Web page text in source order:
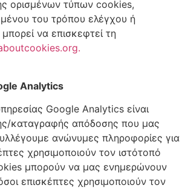
ορισμένων τύπων cookies,
του τρόπου ελέγχου ή
να επισκεφτεί τη
Analytics
Google Analytics είναι
καταγραφής απόδοσης που μας
ανώνυμες πληροφορίες για
χρησιμοποιούν τον ιστότοπό
μπορούν να μας ενημερώνουν
επισκέπτες χρησιμοποιούν τον